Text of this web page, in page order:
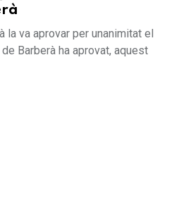
la va aprovar per unanimitat el
Barberà ha aprovat, aquest